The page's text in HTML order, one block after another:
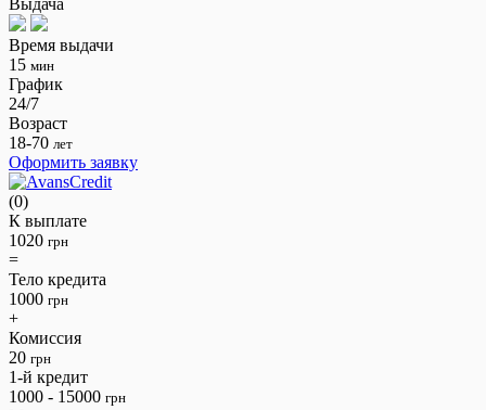
Выдача
Время выдачи
15 мин
График
24/7
Возраст
18-70 лет
Оформить заявку
(0)
К выплате
1020 грн
=
Тело кредита
1000 грн
+
Комиссия
20 грн
1-й кредит
1000 - 15000 грн